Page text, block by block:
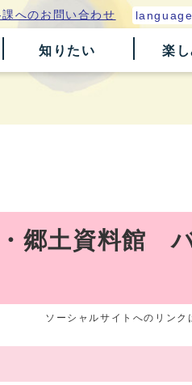
課へのお問い合わせ language
知りたい 楽
郷土資料館
ソーシャルサイトへのリンク